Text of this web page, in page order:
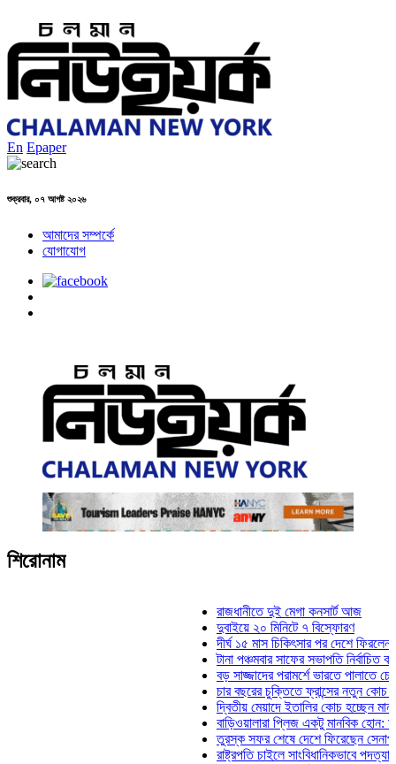
En Epaper
শুক্রবার, ০৭ আগষ্ট ২০২৬
আমাদের সম্পর্কে
যোগাযোগ
শিরোনাম
রাজধানীতে দুই মেগা কনসার্ট আজ
দুবাইয়ে ২০ মিনিটে ৭ বিস্ফোরণ
দীর্ঘ ১৫ মাস চিকিৎসার পর দেশে ফিরলেন
টানা পঞ্চমবার সাফের সভাপতি নির্বাচিত কাজী
বড় সাজ্জাদের পরামর্শে ভারতে পালাতে
চার বছরের চুক্তিতে ফ্রান্সের নতুন কোচ জিদান
দ্বিতীয় মেয়াদে ইতালির কোচ হচ্ছেন মানচিনি
বাড়িওয়ালারা প্লিজ একটু মানবিক হোন: মনিরা
তুরস্ক সফর শেষে দেশে ফিরেছেন সেনাপ্রধান
রাষ্ট্রপতি চাইলে সাংবিধানিকভাবে পদত্যাগ